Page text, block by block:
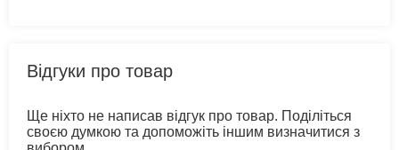
Відгуки про товар
Ще ніхто не написав відгук про товар. Поділіться
своєю думкою та допоможіть іншим визначитися з